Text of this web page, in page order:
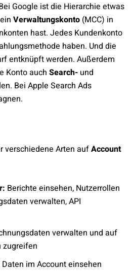
Google ist die Hierarchie etwas
Verwaltungskonto (MCC) in
hast. Jedes Kundenkonto
haben. Und die
entknüpft werden. Außerdem
Konto auch Search- und
Bei Apple Search Ads
verschiedene Arten aufAccount
Berichte einsehen, Nutzerrollen
verwalten, API
verwalten und auf
zugreifen
im Account einsehen